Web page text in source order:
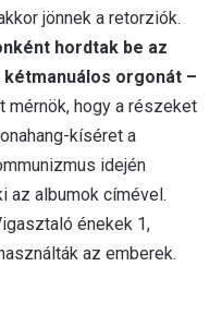
jönnek a retorziók.
hordtak be az
orgonát –
mérnök, hogy a részeket
kíséret a
idején
az albumok címével.
énekek 1,
az emberek.